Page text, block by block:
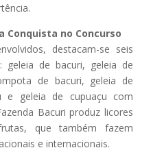
Conquista no Concurso
destacam-se seis
geleia de bacuri, geleia de
de bacuri, geleia de
e geleia de cupuaçu com
Bacuri produz licores
que também fazem
e internacionais.